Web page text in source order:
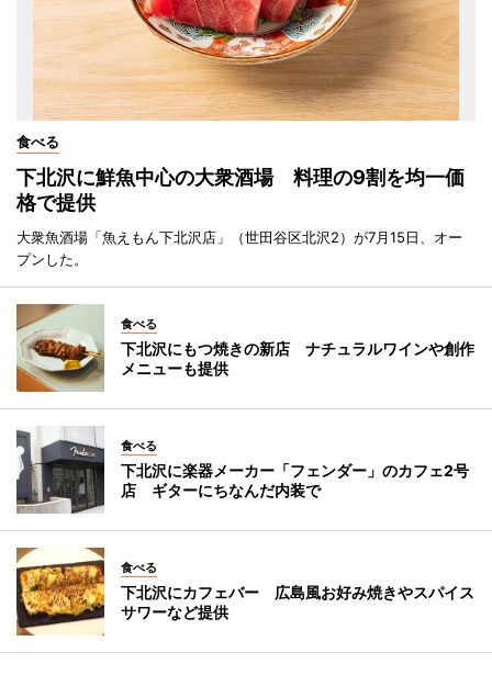
食べる
下北沢に鮮魚中心の大衆酒場 料理の9割を均一価
格で提供
大衆魚酒場「魚えもん下北沢店」（世田谷区北沢2）が7月15日、オー
プンした。
食べる
下北沢にもつ焼きの新店 ナチュラルワインや創作
メニューも提供
食べる
下北沢に楽器メーカー「フェンダー」のカフェ2号
店 ギターにちなんだ内装で
食べる
下北沢にカフェバー 広島風お好み焼きやスパイス
サワーなど提供